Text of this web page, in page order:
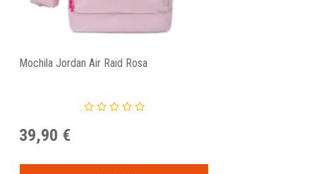
Mochila Jordan Air Raid Rosa
39,90 €